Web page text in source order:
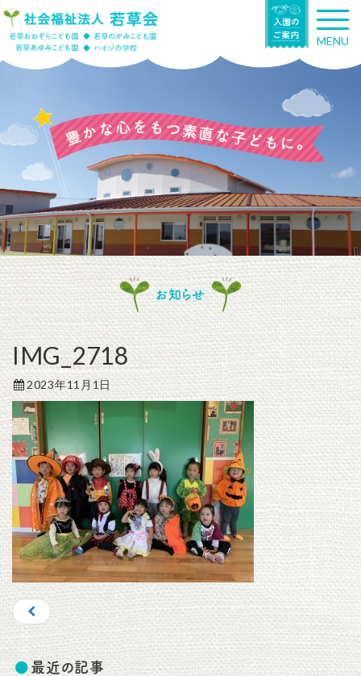
T
o
g
n
g
a
t
n
MENU
お知らせ
IMG_2718
2023年11月1日
最近の記事